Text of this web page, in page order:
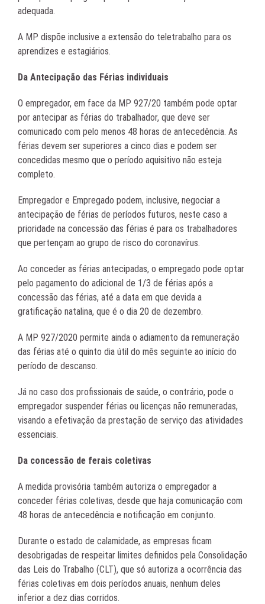
adequada.
A MP dispõe inclusive a extensão do teletrabalho para os
aprendizes e estagiários.
Da Antecipação das Férias individuais
O empregador, em face da MP 927/20 também pode optar
por antecipar as férias do trabalhador, que deve ser
comunicado com pelo menos 48 horas de antecedência. As
férias devem ser superiores a cinco dias e podem ser
concedidas mesmo que o período aquisitivo não esteja
completo.
Empregador e Empregado podem, inclusive, negociar a
antecipação de férias de períodos futuros, neste caso a
prioridade na concessão das férias é para os trabalhadores
que pertençam ao grupo de risco do coronavírus.
Ao conceder as férias antecipadas, o empregado pode optar
pelo pagamento do adicional de 1/3 de férias após a
concessão das férias, até a data em que devida a
gratificação natalina, que é o dia 20 de dezembro.
A MP 927/2020 permite ainda o adiamento da remuneração
das férias até o quinto dia útil do mês seguinte ao início do
período de descanso.
Já no caso dos profissionais de saúde, o contrário, pode o
empregador suspender férias ou licenças não remuneradas,
visando a efetivação da prestação de serviço das atividades
essenciais.
Da concessão de ferais coletivas
A medida provisória também autoriza o empregador a
conceder férias coletivas, desde que haja comunicação com
48 horas de antecedência e notificação em conjunto.
Durante o estado de calamidade, as empresas ficam
desobrigadas de respeitar limites definidos pela Consolidação
das Leis do Trabalho (CLT), que só autoriza a ocorrência das
férias coletivas em dois períodos anuais, nenhum deles
inferior a dez dias corridos.